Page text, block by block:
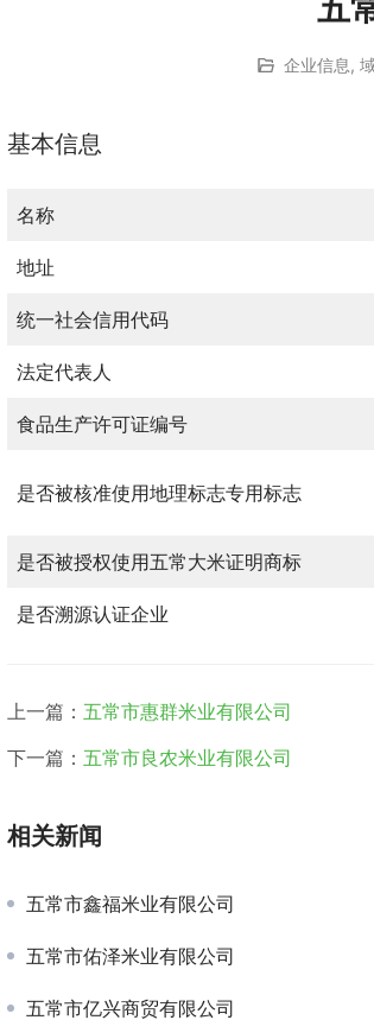
企业信息,
基本信息
名称
地址
统一社会信用代码
法定代表人
食品生产许可证编号
是否被核准使用地理标志专用标志
是否被授权使用五常大米证明商标
是否溯源认证企业
上一篇： 五常市惠群米业有限公司
下一篇： 五常市良农米业有限公司
相关新闻
五常市鑫福米业有限公司
五常市佑泽米业有限公司
五常市亿兴商贸有限公司